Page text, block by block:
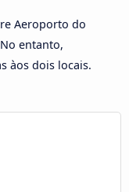
Aeroporto do
entanto,
àos dois locais.